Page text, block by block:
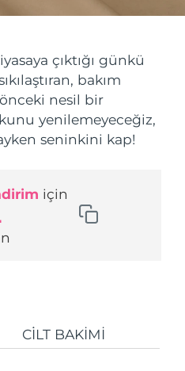
çıktığı günkü
bakım
nesil bir
yenilemeyeceğiz,
seninkini kap!
için
CİLT BAKIMI
Aboneliklerim
Çok satanlar
Tahmini teslim tarihi
Tahmini teslim tarihi8/9/26
Tahmini teslim tarihi